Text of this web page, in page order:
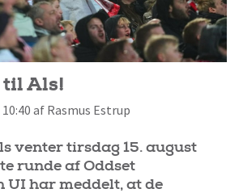
Als!
af Rasmus Estrup
venter tirsdag 15. august
runde af Oddset
UI har meddelt, at de